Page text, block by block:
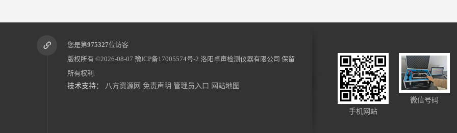
您是第975327位访客
版权所有 ©2026-08-07 豫ICP备17005574号-2 洛阳卓声检测仪器有限公司 保留
所有权利.
技术支持： 八方资源网 免责声明 管理员入口 网站地图
手机网站
微信号码